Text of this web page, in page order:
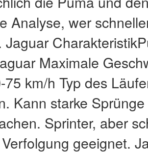
Analyse, wer
Jaguar
Maximale
75 km/h Typ des
Kann starke
Sprinter, aber
geeignet.